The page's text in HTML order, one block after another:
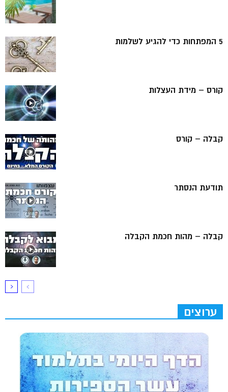
5 המפתחות כדי להגיע לשלמות
קורס – מידת העצלות
קבלה – קורס
תודעת הנסתר
קבלה – מהות חכמת הקבלה
ערוצים